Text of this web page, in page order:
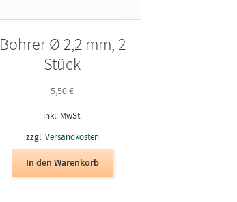
Bohrer Ø 2,2 mm, 2
Stück
5,50€
inkl. MwSt.
zzgl.Versandkosten
In den Warenkorb